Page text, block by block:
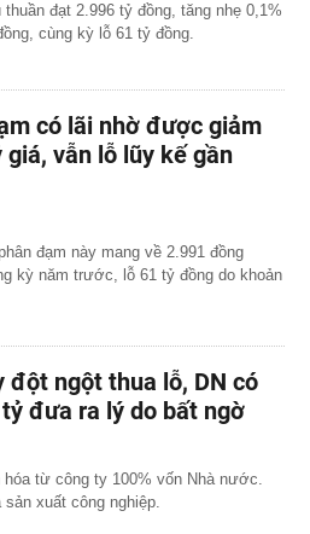
đạt 2.996 tỷ đồng, tăng nhẹ 0,1%
cùng kỳ lỗ 61 tỷ đồng.
có lãi nhờ được giảm
vẫn lỗ lũy kế gần
đạm này mang về 2.991 đồng
kỳ năm trước, lỗ 61 tỷ đồng do khoản
đột ngột thua lỗ, DN có
đưa ra lý do bất ngờ
từ công ty 100% vốn Nhà nước.
xuất công nghiệp.